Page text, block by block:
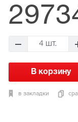
4 шт.
в закладки